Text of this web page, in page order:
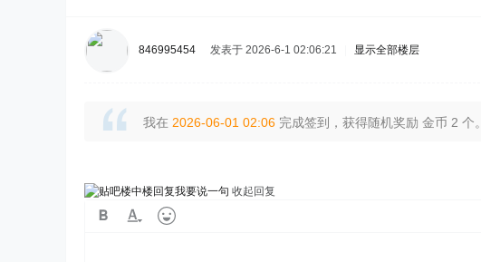
846995454 发表于 2026-6-1 02:06:21 显示全部楼层
我在 2026-06-01 02:06 完成签到，获得随机奖励 金币 2 个。
我要说一句 收起回复